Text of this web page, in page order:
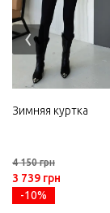
Зимняя куртка
4 150 грн
3 739 грн
-10%
‹